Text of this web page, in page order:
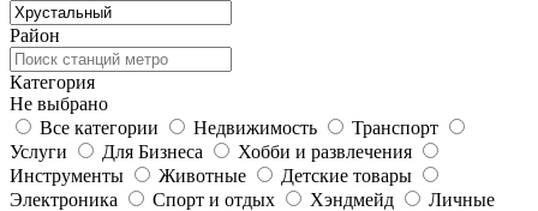
Район
Категория
Не выбрано
Все категории
Недвижимость
Транспорт
Услуги
Для Бизнеса
Хобби и развлечения
Инструменты
Животные
Детские товары
Электроника
Спорт и отдых Хэндмейд
Личные